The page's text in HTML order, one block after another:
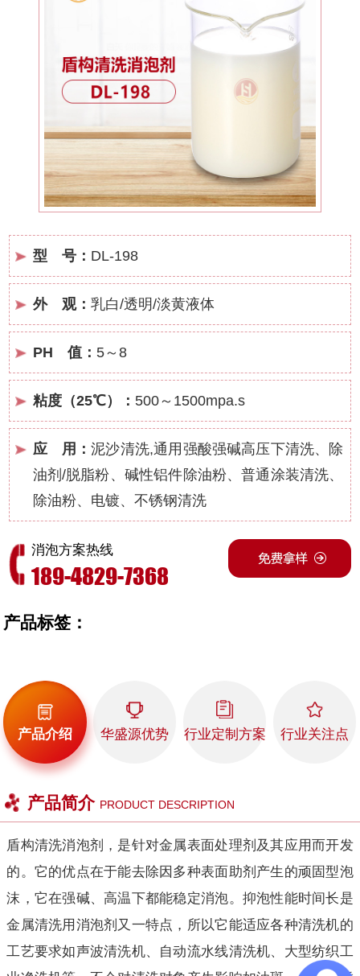
型 号： DL-198
外 观： 乳白/透明/淡黄液体
PH 值： 5～8
粘度（25℃）： 500～1500mpa.s
应 用：泥沙清洗,通用强酸强碱高压下清洗、除
油剂/脱脂粉、碱性铝件除油粉、普通涂装清洗、
除油粉、电镀、不锈钢清洗
消泡方案热线
189-4829-7368
产品标签：
产品介绍 华盛源优势 行业定制方案 行业关注点
产品简介 PRODUCT DESCRIPTION
盾构清洗消泡剂，是针对金属表面处理剂及其应用而开发
的。它的优点在于能去除因多种表面助剂产生的顽固型泡
沫，它在强碱、高温下都能稳定消泡。抑泡性能时间长是
金属清洗用消泡剂又一特点，所以它能适应各种清洗机的
工艺要求如声波清洗机、自动流水线清洗机、大型纺织工